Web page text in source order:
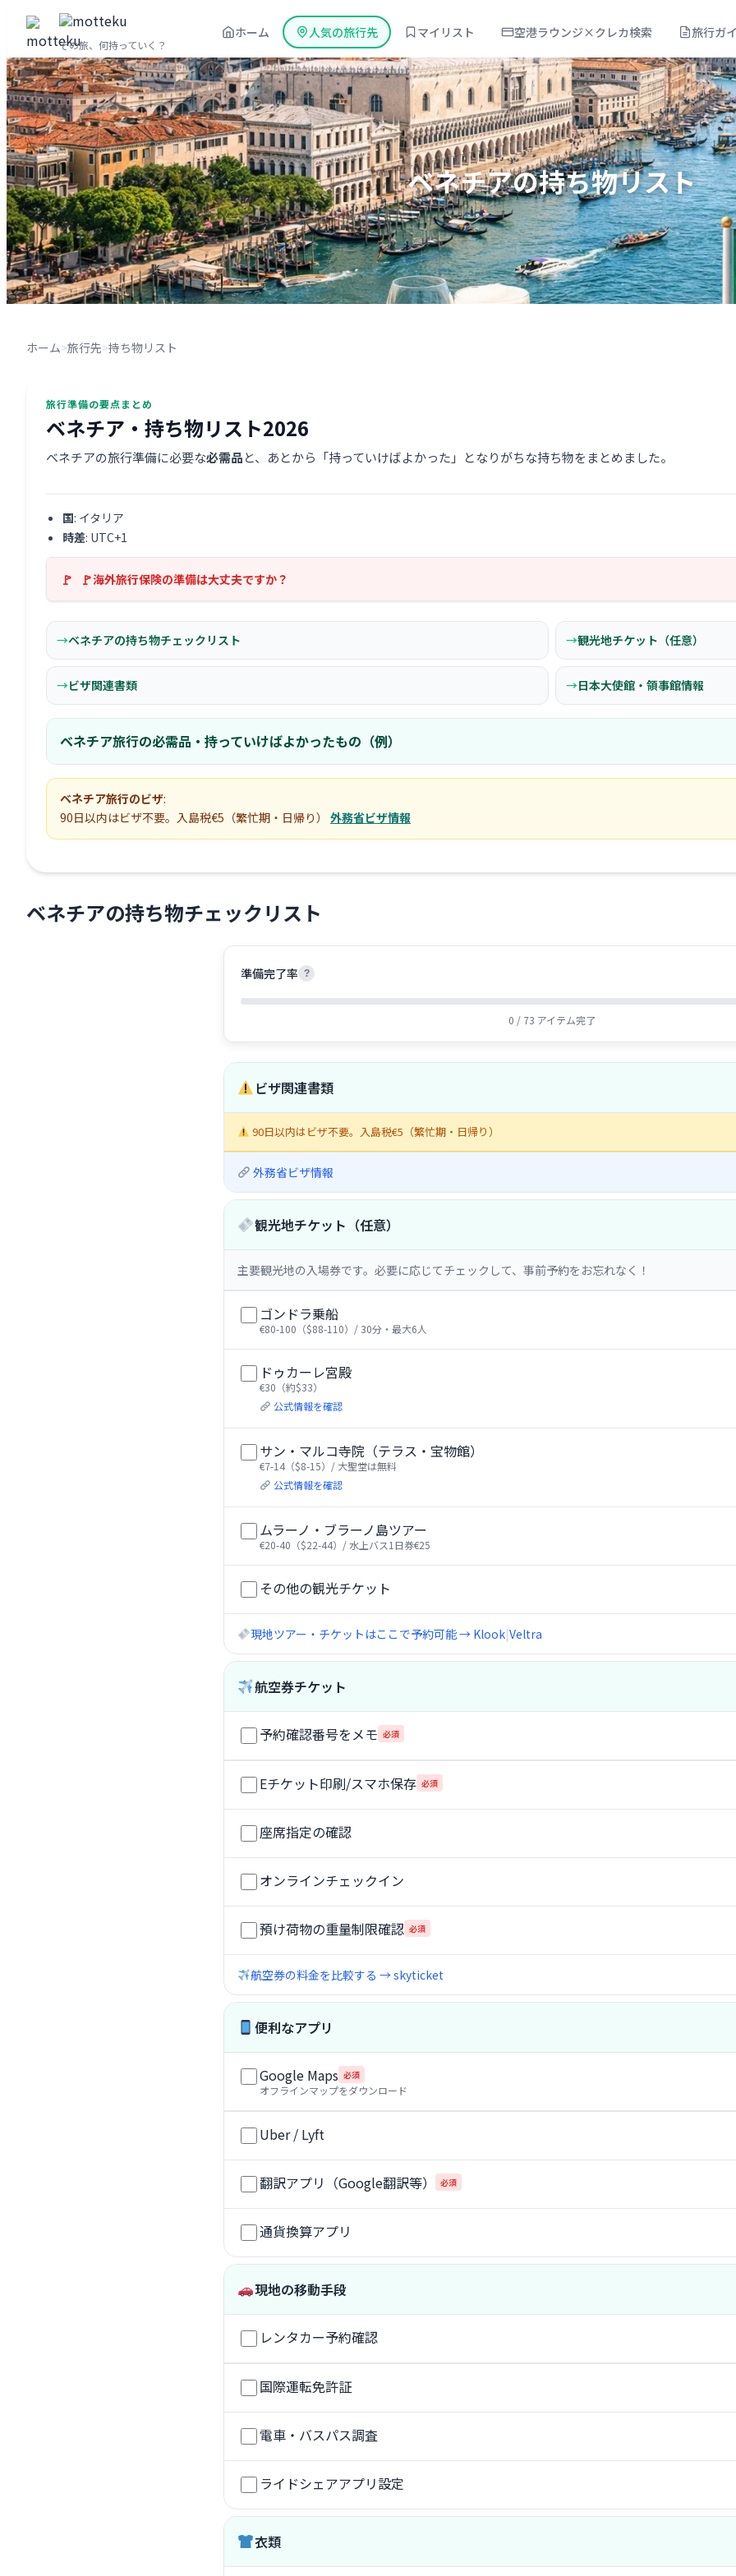
を
ス
キ
ッ
プ
その旅、何持っていく？
ホーム 人気の旅行先 マイリスト 空港ラウンジ×クレカ検索 旅行ガ
ベネチアの持ち物リスト
ホーム>旅行先>持ち物リスト
旅行準備の要点まとめ
ベネチア・持ち物リスト2026
ベネチアの旅行準備に必要な必需品と、あとから「持っていけばよかった」となりがちな持ち物をまとめました。
国: イタリア
時差: UTC+1
海外旅行保険の準備は大丈夫ですか？
ベネチアの持ち物チェックリスト 観光地チケット（任意）
ビザ関連書類 日本大使館・領事館情報
ベネチア旅行の必需品・持っていけばよかったもの（例）
ベネチア旅行のビザ:
90日以内はビザ不要。入島税€5（繁忙期・日帰り） 外務省ビザ情報
ベネチアの持ち物チェックリスト
準備完了率 ?
0 / 73 アイテム完了
ビザ関連書類
90日以内はビザ不要。入島税€5（繁忙期・日帰り）
外務省ビザ情報
観光地チケット（任意）
主要観光地の入場券です。必要に応じてチェックして、事前予約をお忘れなく！
ゴンドラ乗船
€80-100（$88-110）/ 30分・最大6人
ドゥカーレ宮殿
€30（約$33）
公式情報を確認
サン・マルコ寺院（テラス・宝物館）
€7-14（$8-15）/ 大聖堂は無料
公式情報を確認
ムラーノ・ブラーノ島ツアー
€20-40（$22-44）/ 水上バス1日券€25
その他の観光チケット
現地ツアー・チケットはここで予約可能 → Klook|Veltra
航空券チケット
予約確認番号をメモ 必須
Eチケット印刷/スマホ保存 必須
座席指定の確認
オンラインチェックイン
預け荷物の重量制限確認 必須
航空券の料金を比較する → skyticket
便利なアプリ
Google Maps 必須
オフラインマップをダウンロード
Uber / Lyft
翻訳アプリ（Google翻訳等） 必須
通貨換算アプリ
現地の移動手段
レンタカー予約確認
国際運転免許証
電車・バスパス調査
ライドシェアアプリ設定
衣類